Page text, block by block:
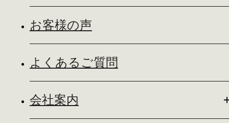
お客様の声
よくあるご質問
会社案内